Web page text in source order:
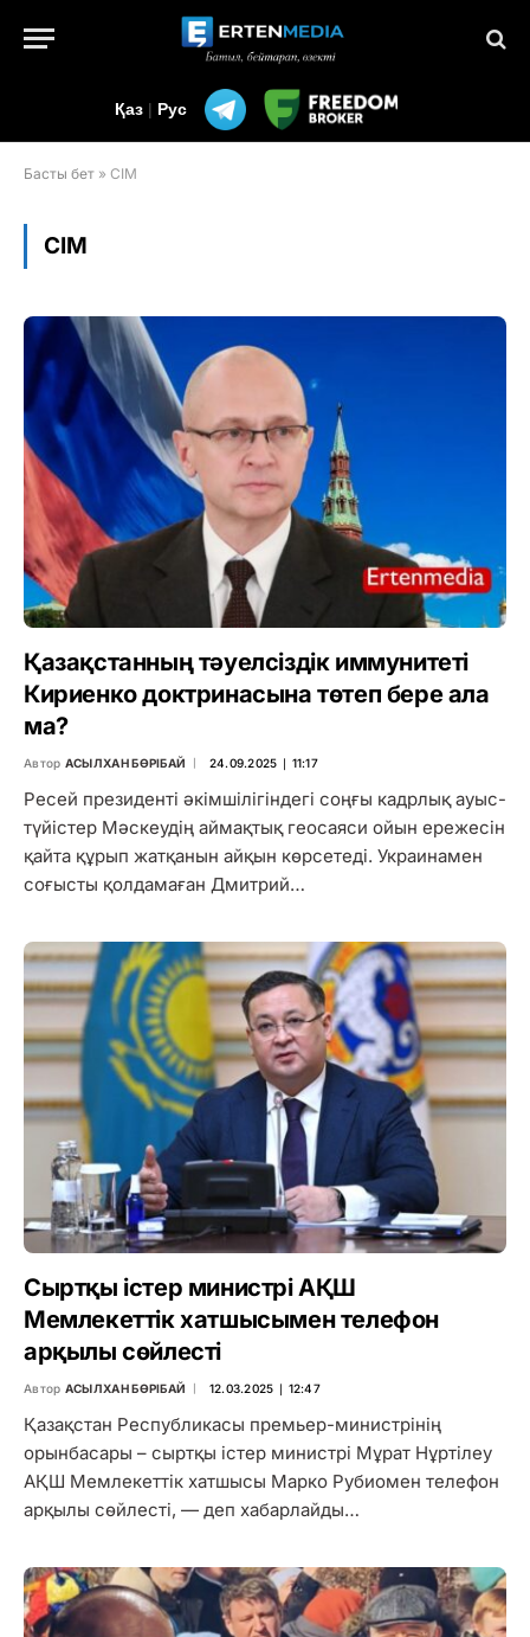
Қаз | Рус
Басты бет » СІМ
СІМ
Қазақстанның тәуелсіздік иммунитеті
Кириенко доктринасына төтеп бере ала
ма?
Автор АСЫЛХАН БӨРІБАЙ 24.09.2025 ∣ 11:17
Ресей президенті әкімшілігіндегі соңғы кадрлық ауыс-
түйістер Мәскеудің аймақтық геосаяси ойын ережесін
қайта құрып жатқанын айқын көрсетеді. Украинамен
соғысты қолдамаған Дмитрий…
Сыртқы істер министрі АҚШ
Мемлекеттік хатшысымен телефон
арқылы сөйлесті
Автор АСЫЛХАН БӨРІБАЙ 12.03.2025 ∣ 12:47
Қазақстан Республикасы премьер-министрінің
орынбасары – сыртқы істер министрі Мұрат Нұртілеу
АҚШ Мемлекеттік хатшысы Марко Рубиомен телефон
арқылы сөйлесті, — деп хабарлайды…